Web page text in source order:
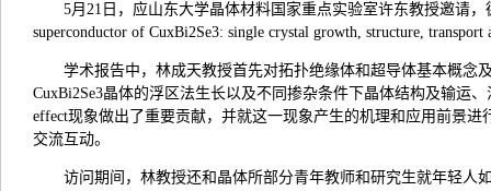
5月21日，应山东大学晶体材料国家重点实验室许东教授邀请
superconductor of CuxBi2Se3: single crystal growth, structure,
学术报告中，林成天教授首先对拓扑绝缘体和超导体基本概念
CuxBi2Se3晶体的浮区法生长以及不同掺杂条件下晶体结构及输运
effect现象做出了重要贡献，并就这一现象产生的机理和应用前景
交流互动。
访问期间，林教授还和晶体所部分青年教师和研究生就年轻